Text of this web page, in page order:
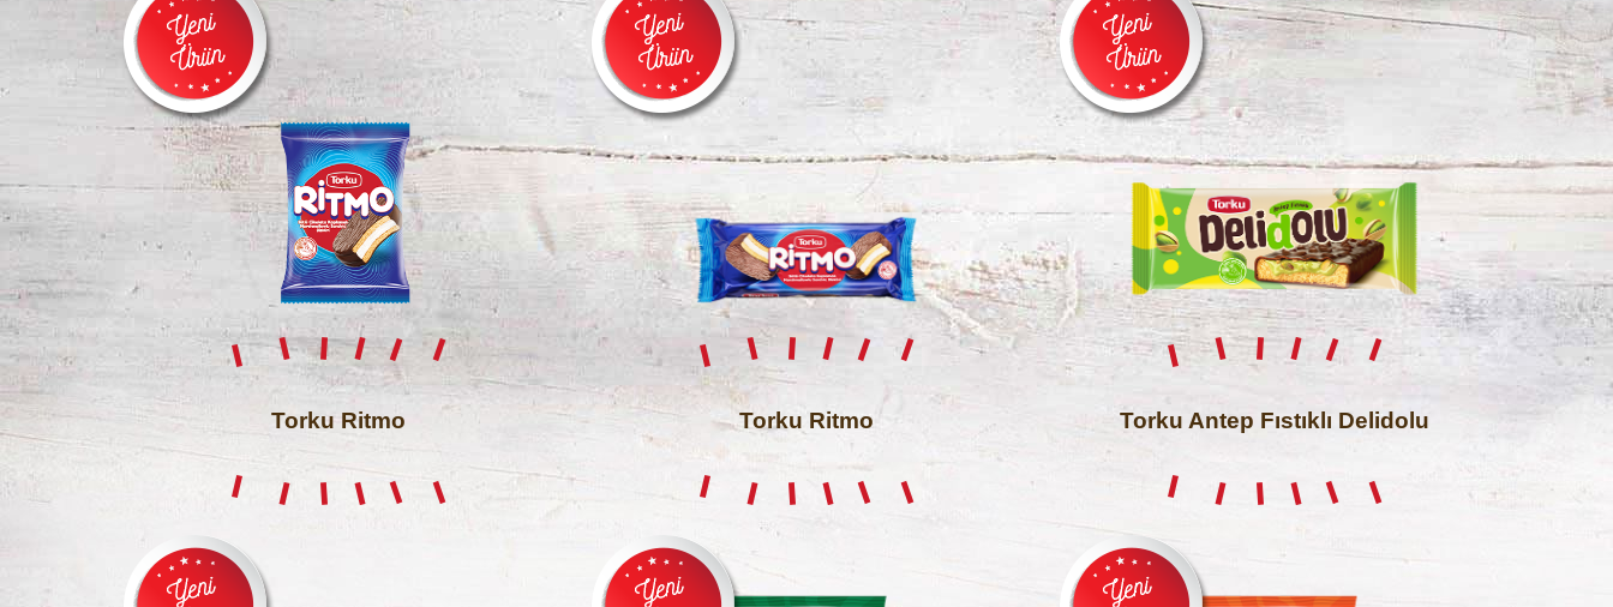
Torku Ritmo Torku Ritmo Torku Antep Fıstıklı Delidolu